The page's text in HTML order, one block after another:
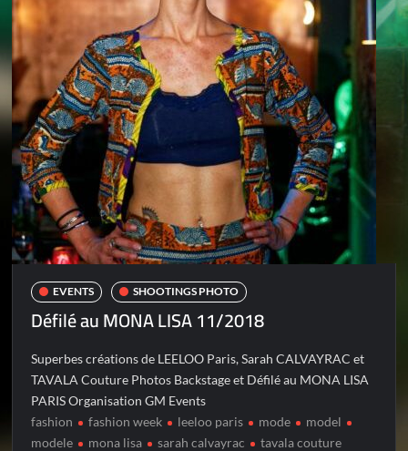
EVENTS SHOOTINGS PHOTO
Défilé au MONA LISA 11/2018
Superbes créations de LEELOO Paris, Sarah CALVAYRAC et
TAVALA Couture Photos Backstage et Défilé au MONA LISA
PARIS Organisation GM Events
fashion
fashion week leeloo paris mode
model
modele
mona lisa sarah calvayrac tavala couture